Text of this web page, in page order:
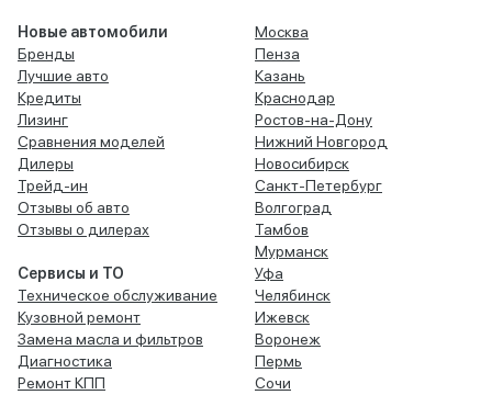
Новые автомобили
Бренды
Лучшие авто
Кредиты
Лизинг
Сравнения моделей
Дилеры
Трейд-ин
Отзывы об авто
Отзывы о дилерах
Сервисы и ТО
Техническое обслуживание
Кузовной ремонт
Замена масла и фильтров
Диагностика
Ремонт КПП
Москва
Пенза
Казань
Краснодар
Ростов-на-Дону
Нижний Новгород
Новосибирск
Санкт-Петербург
Волгоград
Тамбов
Мурманск
Уфа
Челябинск
Ижевск
Воронеж
Пермь
Сочи